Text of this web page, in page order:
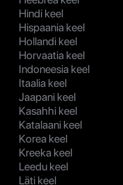
Hindi keel
Hispaania keel
Hollandi keel
Horvaatia keel
Indoneesia keel
Itaalia keel
Jaapani keel
Kasahhi keel
Katalaani keel
Korea keel
Kreeka keel
Leedu keel
Läti keel